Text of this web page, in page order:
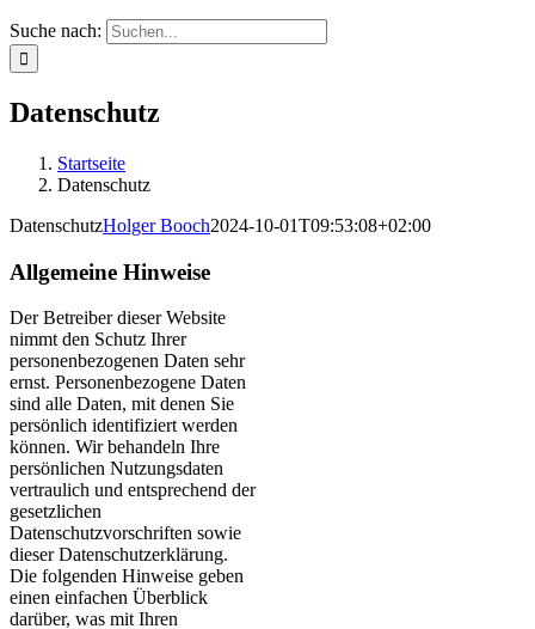
Suche nach:
Datenschutz
Startseite
Datenschutz
DatenschutzHolger Booch2024-10-01T09:53:08+02:00
Allgemeine Hinweise
Der Betreiber dieser Website
nimmt den Schutz Ihrer
personenbezogenen Daten sehr
ernst. Personenbezogene Daten
sind alle Daten, mit denen Sie
persönlich identifiziert werden
können. Wir behandeln Ihre
persönlichen Nutzungsdaten
vertraulich und entsprechend der
gesetzlichen
Datenschutzvorschriften sowie
dieser Datenschutzerklärung.
Die folgenden Hinweise geben
einen einfachen Überblick
darüber, was mit Ihren